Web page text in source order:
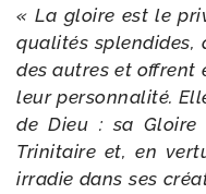
« La gloire est le
qua­li­tés splen­dides,
des autres et offrent
leur per­son­na­li­té.
de Dieu : sa Gloire
Trinitaire et, en
irra­die dans ses